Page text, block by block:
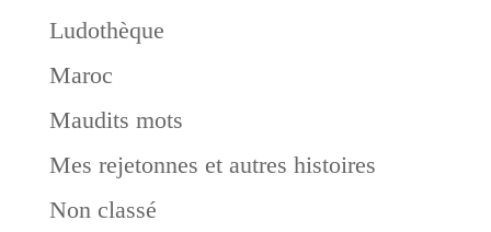
Ludothèque
Maroc
Maudits mots
Mes rejetonnes et autres histoires
Non classé